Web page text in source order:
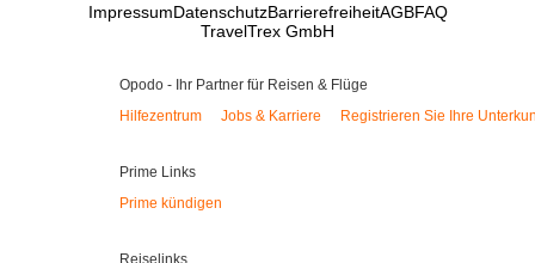
ImpressumDatenschutzBarrierefreiheitAGBFAQ
TravelTrex GmbH